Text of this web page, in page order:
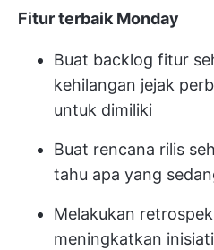
Fitur terbaik Monday
Buat backlog fitur
kehilangan jejak
untuk dimiliki
Buat rencana rilis
tahu apa yang
Melakukan
meningkatkan